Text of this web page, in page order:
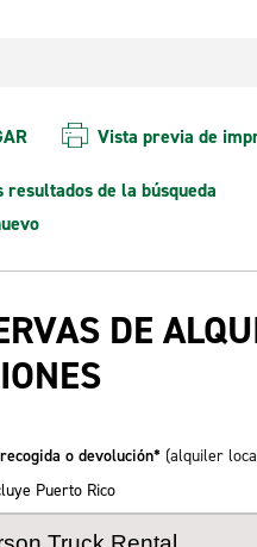
Vista previa de
de la búsqueda
DE
o devolución* (alquiler
Puerto Rico